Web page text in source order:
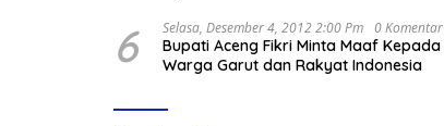
6 Selasa, Desember 4, 2012 2:00 Pm 0 Komentar
Bupati Aceng Fikri Minta Maaf Kepada
Warga Garut dan Rakyat Indonesia